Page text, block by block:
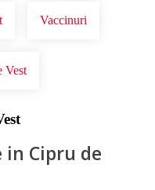
Vaccinuri
Vest
in Cipru de